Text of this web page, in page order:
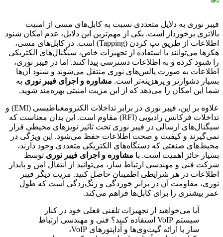
فیبر نوری به دلایل متعددی نسبت به کابل‌های مسی از امنیت
بالاتری برخوردار است. یکی از مهم‌ترین این دلایل، عدم امکان شنود
اطلاعات از طریق تپ کردن (Tapping) است. در کابل‌های مسی،
هکرها می‌توانند با استفاده از تجهیزات خاص، سیگنال‌های الکتریکی
را شنود کرده و به اطلاعات دسترسی پیدا کنند. اما در فیبر نوری،
اطلاعات به صورت پالس‌های نوری منتقل می‌شوند و شنود آن‌ها
بسیار دشوارتر و پرهزینه‌تر است. مشاوره و اجرای فیبر نوری به
شما این امکان را می‌دهد که از این مزیت امنیتی بهره‌مند شوید.
علاوه بر این، فیبر نوری در برابر تداخلات الکترومغناطیسی (EMI) و
تداخلات فرکانس رادیویی (RFI) مقاوم است. این بدان معناست که
سیگنال‌های ارسالی در فیبر نوری تحت تاثیر نویزهای محیطی قرار
نمی‌گیرند و کیفیت و صحت اطلاعات حفظ می‌شود. این ویژگی در
محیط‌های صنعتی که دستگاه‌های الکتریکی متعددی وجود دارند،
بسیار حائز اهمیت است. با مشاوره و اجرای فیبر نوری توسط
شرکت فنی و مهندسی ارتباط ساز، می‌توانید از انتقال امن و پایدار
اطلاعات در هر شرایطی اطمینان حاصل کنید. مزیت دیگر فیبر
نوری، مقاومت آن در برابر خوردگی و زنگ‌زدگی است که طول
عمر بیشتری را برای کابل‌ها فراهم می‌کند.
آیا می‌خواهید از تجهیزات تلفنی فعلی خود در کنار
سیستم VoIP استفاده کنید؟ فنی و مهندسی ارتباط
ساز با ارائه گیت‌وی‌ها و آداپتورهای VoIP،